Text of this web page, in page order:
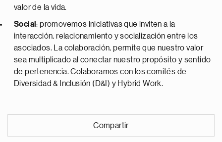
valor de la vida.
Social: promovemos iniciativas que inviten a la
interacción, relacionamiento y socialización entre los
asociados. La colaboración, permite que nuestro valor
sea multiplicado al conectar nuestro propósito y sentido
de pertenencia. Colaboramos con los comités de
Diversidad & Inclusión (D&I) y Hybrid Work.
Compartir